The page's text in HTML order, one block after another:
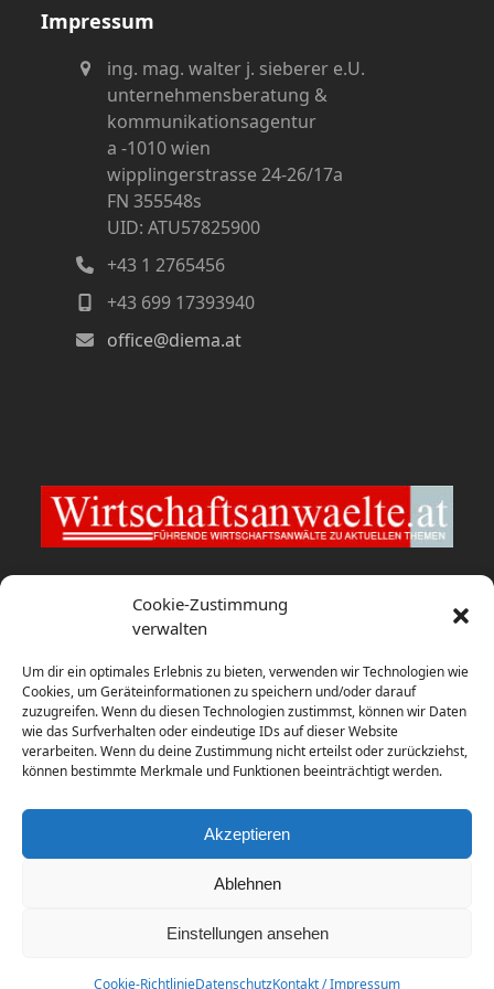
Cookie-Zustimmung
verwalten
Um dir ein optimales Erlebnis zu bieten, verwenden wir Technologien wie
Cookies, um Geräteinformationen zu speichern und/oder darauf
zuzugreifen. Wenn du diesen Technologien zustimmst, können wir Daten
wie das Surfverhalten oder eindeutige IDs auf dieser Website
verarbeiten. Wenn du deine Zustimmung nicht erteilst oder zurückziehst,
können bestimmte Merkmale und Funktionen beeinträchtigt werden.
Akzeptieren
Ablehnen
Einstellungen ansehen
Cookie-RichtlinieDatenschutzKontakt / Impressum
Impressum
ing. mag. walter j. sieberer e.U.
unternehmensberatung &
kommunikationsagentur
a -1010 wien
wipplingerstrasse 24-26/17a
FN 355548s
UID: ATU57825900
+43 1 2765456
+43 699 17393940
office@diema.at
Wirtschaftsanwaelte.at
6. August 2026
Studie: USA und Großbritannien
dominieren globales Rennen um
Reserved